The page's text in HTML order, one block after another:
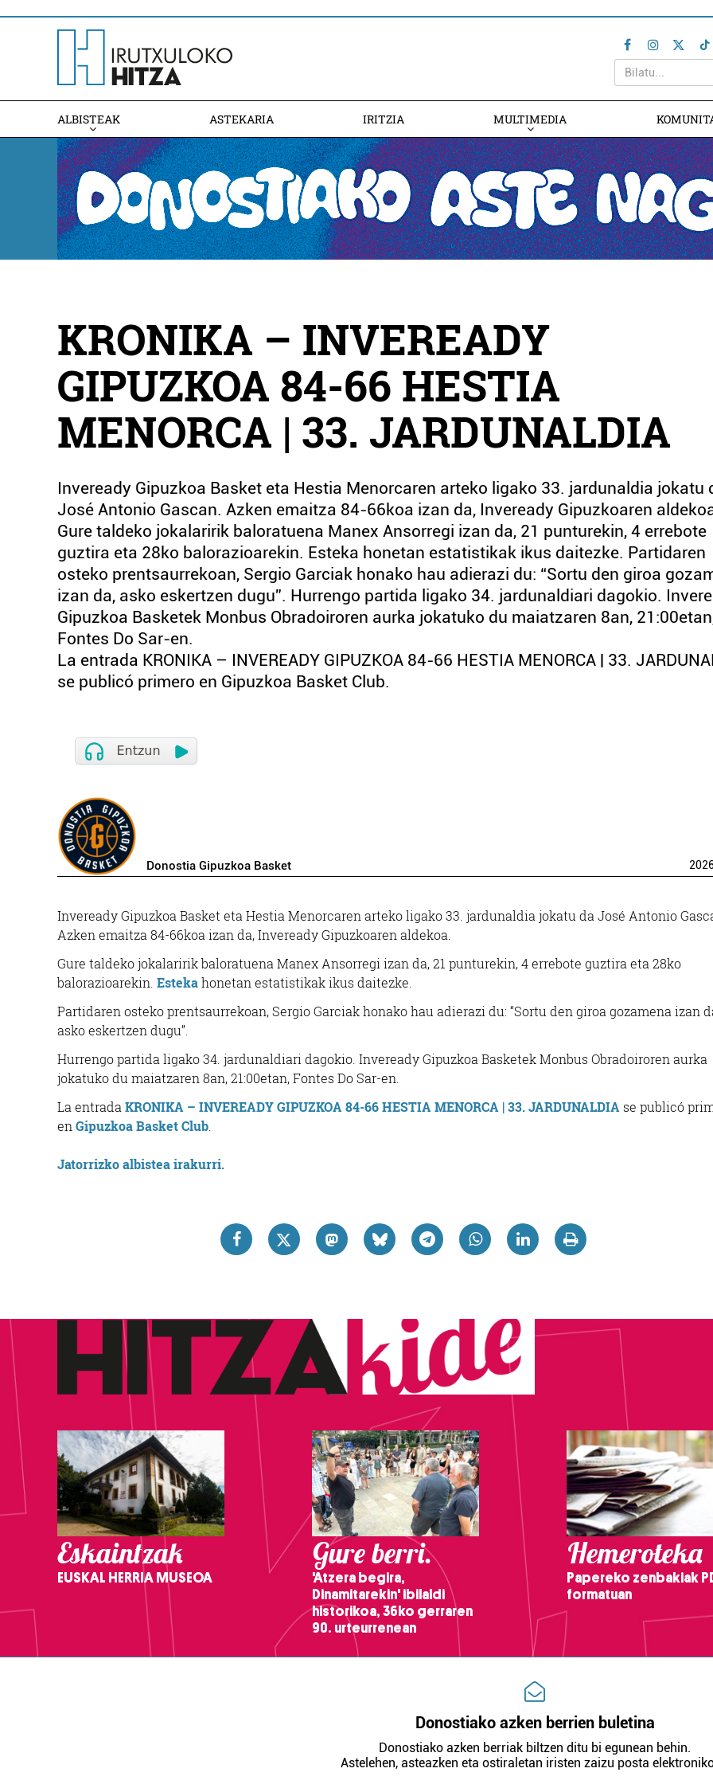
ALBISTEAK ASTEKARIA IRITZIA MULTIMEDIA
KRONIKA – INVEREADY
GIPUZKOA 84-66 HESTIA
MENORCA | 33. JARDUNALDIA
Inveready Gipuzkoa Basket eta Hestia Menorcaren arteko ligako 33. jardunaldia jokatu
José Antonio Gascan. Azken emaitza 84-66koa izan da, Inveready Gipuzkoaren
Gure taldeko jokalaririk baloratuena Manex Ansorregi izan da, 21 punturekin, 4 errebote
guztira eta 28ko balorazioarekin. Esteka honetan estatistikak ikus daitezke. Partidaren
osteko prentsaurrekoan, Sergio Garciak honako hau adierazi du: “Sortu den giroa
izan da, asko eskertzen dugu”. Hurrengo partida ligako 34. jardunaldiari dagokio.
Gipuzkoa Basketek Monbus Obradoiroren aurka jokatuko du maiatzaren 8an,
Fontes Do Sar-en.
La entrada KRONIKA – INVEREADY GIPUZKOA 84-66 HESTIA MENORCA | 33.
se publicó primero en Gipuzkoa Basket Club.
Donostia Gipuzkoa Basket
Inveready Gipuzkoa Basket eta Hestia Menorcaren arteko ligako 33. jardunaldia jokatu da José Antonio
Azken emaitza 84-66koa izan da, Inveready Gipuzkoaren aldekoa.
Gure taldeko jokalaririk baloratuena Manex Ansorregi izan da, 21 punturekin, 4 errebote guztira eta 28ko
balorazioarekin. Estekahonetan estatistikak ikus daitezke.
Partidaren osteko prentsaurrekoan, Sergio Garciak honako hau adierazi du: “Sortu den giroa gozamena izan
asko eskertzen dugu”.
Hurrengo partida ligako 34. jardunaldiari dagokio. Inveready Gipuzkoa Basketek Monbus Obradoiroren aurka
jokatuko du maiatzaren 8an, 21:00etan, Fontes Do Sar-en.
La entrada KRONIKA – INVEREADY GIPUZKOA 84-66 HESTIA MENORCA | 33. JARDUNALDIA se publicó
en Gipuzkoa Basket Club
Jatorrizko albistea irakurri.
Eskaintzak
EUSKAL HERRIA MUSEOA
Gure berri.
'Atzera begira,
Dinamitarekin' ibilaldi
historikoa, 36ko gerraren
90. urteurrenean
Hemeroteka
Papereko zenbakiak
formatuan
Donostiako azken berrien buletina
Donostiako azken berriak biltzen ditu bi egunean behin.
Astelehen, asteazken eta ostiraletan iristen zaizu posta